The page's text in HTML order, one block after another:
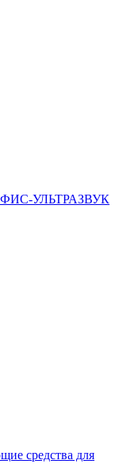
УЛЬТРАЗВУК
средства для